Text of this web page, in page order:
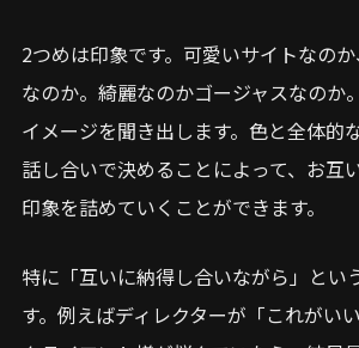
2つめは印象です。可愛いサイトなの
なのか。綺麗なのかゴージャスなのか
イメージを聞き出します。色と全体的
話し合いで決めることによって、お互
印象を詰めていくことができます。
特に「互いに納得し合いながら」とい
す。例えばディレクターが「これがい